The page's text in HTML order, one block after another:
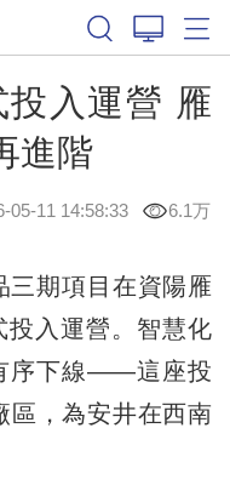
入運營 雁
進階
05-11 14:58:33 6.1万
期項目在資陽雁
投入運營。智慧化
序下線——這座投
區，為安井在西南